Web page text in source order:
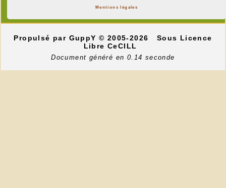
Mentions légales
Propulsé par GuppY© 2005-2026
Sous Licence
Libre CeCILL
Document généré en 0.14 seconde